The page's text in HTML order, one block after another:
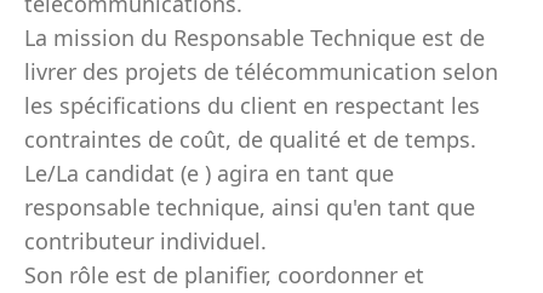
La mission du Responsable Technique est de
livrer des projets de télécommunication selon
les spécifications du client en respectant les
contraintes de coût, de qualité et de temps.
Le/La candidat (e ) agira en tant que
responsable technique, ainsi qu'en tant que
contributeur individuel.
Son rôle est de planifier, coordonner et